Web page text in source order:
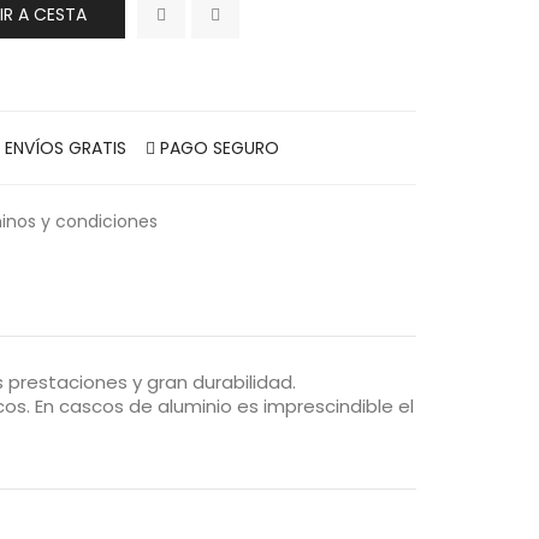
A CESTA
ENVÍOS GRATIS PAGO SEGURO
y condiciones
y gran durabilidad.
En cascos de aluminio es imprescindible el